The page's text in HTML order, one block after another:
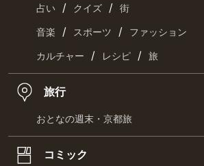
占い / クイズ / 街
音楽 / スポーツ / ファッション
カルチャー / レシピ / 旅
旅行
おとなの週末・京都旅
コミック